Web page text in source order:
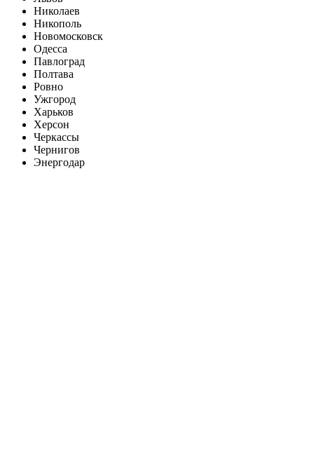
Николаев
Никополь
Новомосковск
Одесса
Павлоград
Полтава
Ровно
Ужгород
Харьков
Херсон
Черкассы
Чернигов
Энергодар